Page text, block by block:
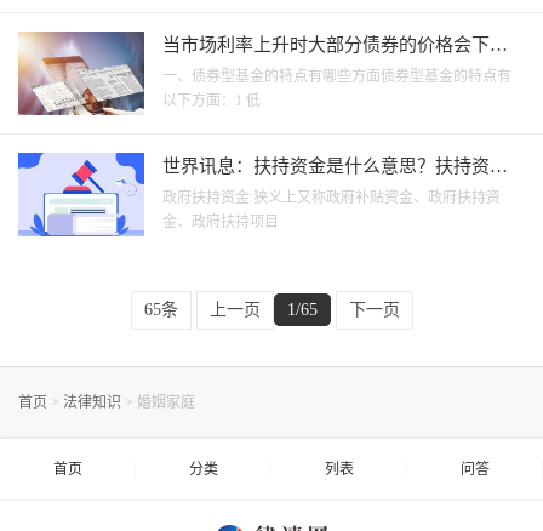
当市场利率上升时大部分债券的价格会下降
吗？ 全球微资讯
一、债券型基金的特点有哪些方面债券型基金的特点有
以下方面：1 低
世界讯息：扶持资金是什么意思？扶持资金
是否需要归还？
政府扶持资金:狭义上又称政府补贴资金、政府扶持资
金、政府扶持项目
65条 上一页 1/65 下一页
首页 > 法律知识 > 婚姻家庭
首页 分类 列表 问答